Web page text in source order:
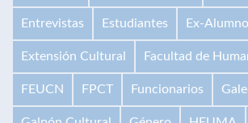
Entrevistas Estudiantes Ex-
Extensión Cultural Facultad de
FEUCN FPCT Funcionarios